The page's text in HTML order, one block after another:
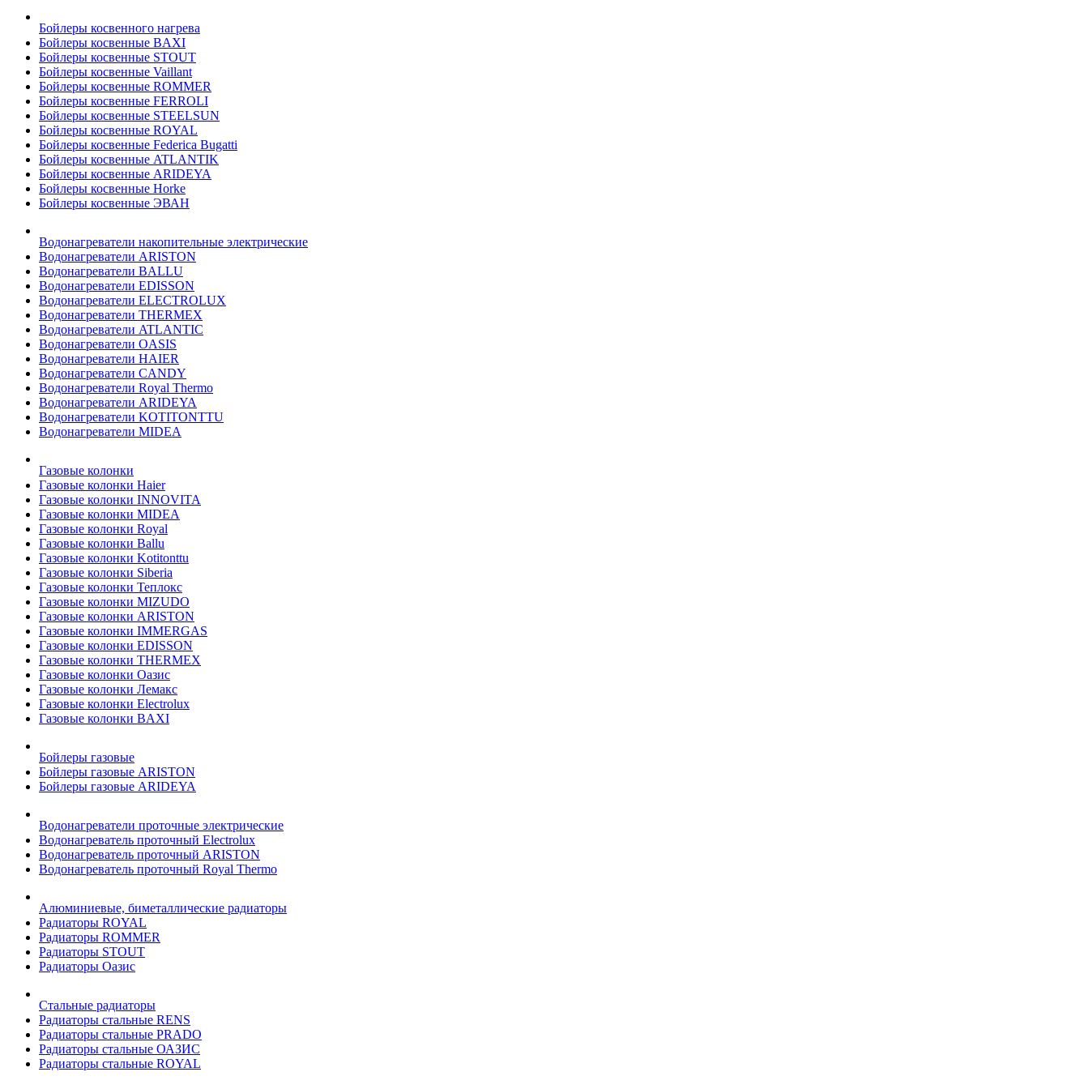
Бойлеры косвенного нагрева
Бойлеры косвенные BAXI
Бойлеры косвенные STOUT
Бойлеры косвенные Vaillant
Бойлеры косвенные ROMMER
Бойлеры косвенные FERROLI
Бойлеры косвенные STEELSUN
Бойлеры косвенные ROYAL
Бойлеры косвенные Federica Bugatti
Бойлеры косвенные ATLANTIK
Бойлеры косвенные ARIDEYA
Бойлеры косвенные Horke
Бойлеры косвенные ЭВАН
Водонагреватели накопительные электрические
Водонагреватели ARISTON
Водонагреватели BALLU
Водонагреватели EDISSON
Водонагреватели ELECTROLUX
Водонагреватели THERMEX
Водонагреватели ATLANTIC
Водонагреватели OASIS
Водонагреватели HAIER
Водонагреватели CANDY
Водонагреватели Royal Thermo
Водонагреватели ARIDEYA
Водонагреватели KOTITONTTU
Водонагреватели MIDEA
Газовые колонки
Газовые колонки Haier
Газовые колонки INNOVITA
Газовые колонки MIDEA
Газовые колонки Royal
Газовые колонки Ballu
Газовые колонки Kotitonttu
Газовые колонки Siberia
Газовые колонки Теплокс
Газовые колонки MIZUDO
Газовые колонки ARISTON
Газовые колонки IMMERGAS
Газовые колонки EDISSON
Газовые колонки THERMEX
Газовые колонки Оазис
Газовые колонки Лемакс
Газовые колонки Electrolux
Газовые колонки BAXI
Бойлеры газовые
Бойлеры газовые ARISTON
Бойлеры газовые ARIDEYA
Водонагреватели проточные электрические
Водонагреватель проточный Electrolux
Водонагреватель проточный ARISTON
Водонагреватель проточный Royal Thermo
Алюминиевые, биметаллические радиаторы
Радиаторы ROYAL
Радиаторы ROMMER
Радиаторы STOUT
Радиаторы Оазис
Стальные радиаторы
Радиаторы стальные RENS
Радиаторы стальные PRADO
Радиаторы стальные ОАЗИС
Радиаторы стальные ROYAL